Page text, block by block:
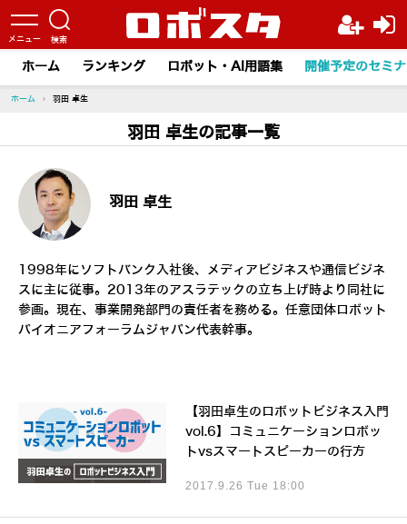
ホーム ランキング ロボット・AI用語集 開催予定のセミ
ホーム › 羽田 卓生
羽田 卓生の記事一覧
羽田 卓生
1998年にソフトバンク入社後、メディアビジネスや通信ビジネ
スに主に従事。2013年のアスラテックの立ち上げ時より同社に
参画。現在、事業開発部門の責任者を務める。任意団体ロボット
パイオニアフォーラムジャパン代表幹事。
2017.9.26 Tue 18:00
【羽田卓生のロボットビジネス入門
vol.6】コミュニケーションロボッ
トvsスマートスピーカーの行方